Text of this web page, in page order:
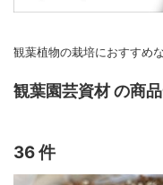
観葉植物の栽培におすすめ
観葉園芸資材 の商
36 件